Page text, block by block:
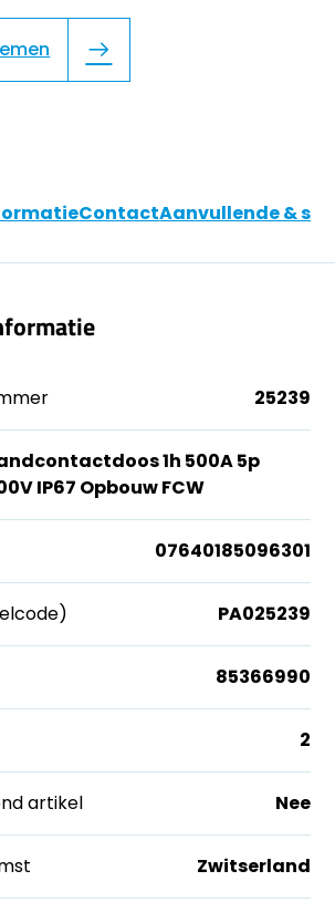
ContactAanvullende &
25239
1h 500A 5p
IP67 Opbouw FCW
07640185096301
PA025239
85366990
2
artikel Nee
Zwitserland